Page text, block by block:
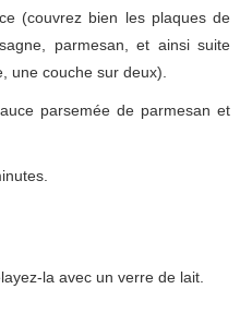
(couvrez bien les plaques de
parmesan, et ainsi suite
une couche sur deux).
parsemée de parmesan et
la avec un verre de lait.